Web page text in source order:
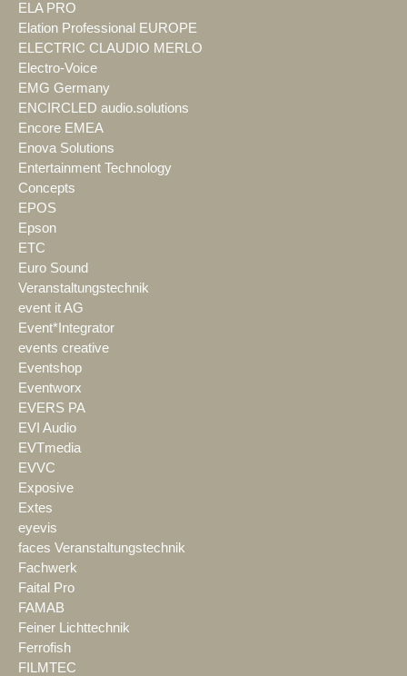
ELA PRO
Elation Professional EUROPE
ELECTRIC CLAUDIO MERLO
Electro-Voice
EMG Germany
ENCIRCLED audio.solutions
Encore EMEA
Enova Solutions
Entertainment Technology
Concepts
EPOS
Epson
ETC
Euro Sound
Veranstaltungstechnik
event it AG
Event*Integrator
events creative
Eventshop
Eventworx
EVERS PA
EVI Audio
EVTmedia
EVVC
Exposive
Extes
eyevis
faces Veranstaltungstechnik
Fachwerk
Faital Pro
FAMAB
Feiner Lichttechnik
Ferrofish
FILMTEC